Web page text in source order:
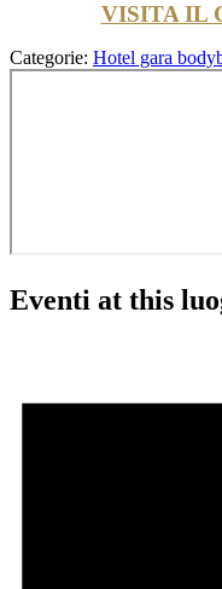
VISITA IL
Categorie: Hotel gara
Eventi at this